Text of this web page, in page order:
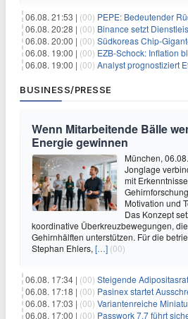
06.08. 21:53 | (00) PEPE: Bedeutender Rückgang des
06.08. 20:28 | (00) Binance setzt Dienstleistungen aus und
06.08. 20:00 | (00) Südkoreas Chip-Giganten explodieren:
06.08. 19:00 | (00) EZB-Schock: Inflation bleibt
06.08. 19:00 | (00) Analyst prognostiziert Ethereum-Rallye auf
BUSINESS/PRESSE
Wenn Mitarbeitende Bälle
Energie gewinnen
München,
Jonglage
mit
Motivation und
Das Konzept
koordinative Überkreuzbewegungen,
Gehirnhälften unterstützen. Für die
Stephan Ehlers, […] (00)
06.08. 17:34 | (00) Steigende Adipositasrate zeigt strukturellen
06.08. 17:18 | (00) Pasinex startet Ausschreibung für hochgradiges
06.08. 17:03 | (00) Variantenreiche
06.08. 17:00 | (00) Passwork 7.7 führt sicheren